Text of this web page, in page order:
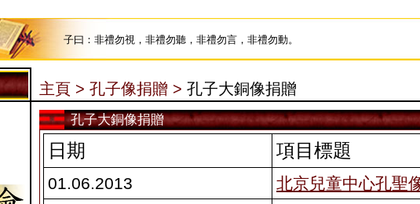
子曰：非禮勿視，非禮勿聽，非禮勿言，非禮勿動。
主頁 > 孔子像捐贈 > 孔子大銅像捐贈
孔子大銅像捐贈
日期 項目標題
01.06.2013 北京兒童中心孔聖